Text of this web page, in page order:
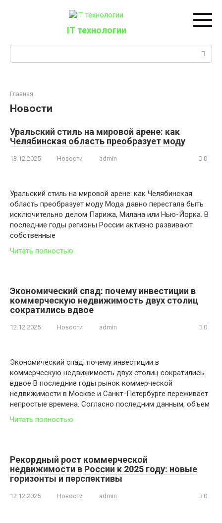
IT технологии
Главная
Новости
Уральский стиль на мировой арене: как
Челябинская область преобразует моду
13.12.2025 Новости admin 0
Уральский стиль на мировой арене: как Челябинская
область преобразует моду Мода давно перестала быть
исключительно делом Парижа, Милана или Нью-Йорка. В
последние годы регионы России активно развивают
собственные
Читать полностью
Экономический спад: почему инвестиции в
коммерческую недвижимость двух столиц
сократились вдвое
12.12.2025 Новости admin 0
Экономический спад: почему инвестиции в
коммерческую недвижимость двух столиц сократились
вдвое В последние годы рынок коммерческой
недвижимости в Москве и Санкт-Петербурге переживает
непростые времена. Согласно последним данным, объем
Читать полностью
Рекордный рост коммерческой
недвижимости в России к 2025 году: новые
горизонты и перспективы
12.12.2025 Новости admin 0